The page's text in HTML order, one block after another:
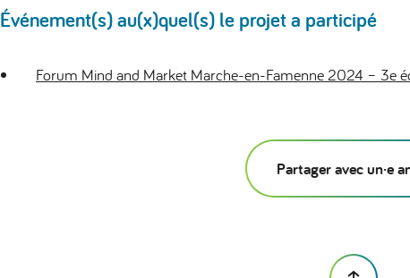
Événement(s) au(x)quel(s) le projet a participé
Forum Mind and Market Marche-en-Famenne 2024 – 3e
Partager avec un·e